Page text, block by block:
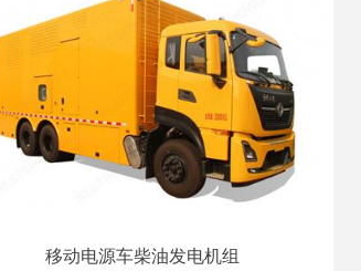
移动电源车柴油发电机组